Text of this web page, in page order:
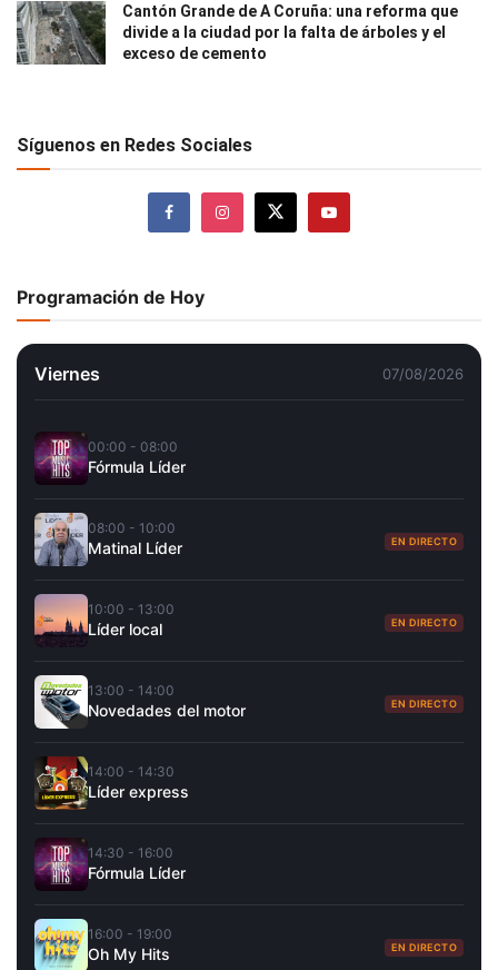
Cantón Grande de A Coruña: una reforma que
divide a la ciudad por la falta de árboles y el
exceso de cemento
Síguenos en Redes Sociales
Programación de Hoy
Viernes 07/08/2026
00:00 - 08:00
Fórmula Líder
08:00 - 10:00
Matinal Líder EN DIRECTO
10:00 - 13:00
Líder local EN DIRECTO
13:00 - 14:00
Novedades del motor EN DIRECTO
14:00 - 14:30
Líder express
14:30 - 16:00
Fórmula Líder
16:00 - 19:00
Oh My Hits EN DIRECTO